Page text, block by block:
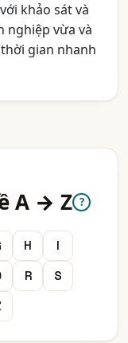
khảo sát và
nghiệp vừa và
gian nhanh
A → Z ?
H
I
R
S